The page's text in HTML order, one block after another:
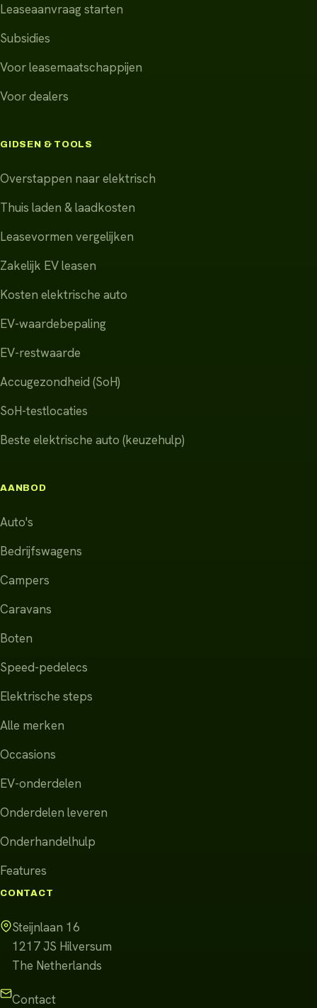
Leaseaanvraag starten
Subsidies
Voor leasemaatschappijen
Voor dealers
GIDSEN & TOOLS
Overstappen naar elektrisch
Thuis laden & laadkosten
Leasevormen vergelijken
Zakelijk EV leasen
Kosten elektrische auto
EV-waardebepaling
EV-restwaarde
Accugezondheid (SoH)
SoH-testlocaties
Beste elektrische auto (keuzehulp)
AANBOD
Auto's
Bedrijfswagens
Campers
Caravans
Boten
Speed-pedelecs
Elektrische steps
Alle merken
Occasions
EV-onderdelen
Onderdelen leveren
Onderhandelhulp
Features
CONTACT
Steijnlaan 16
1217 JS Hilversum
The Netherlands
Contact